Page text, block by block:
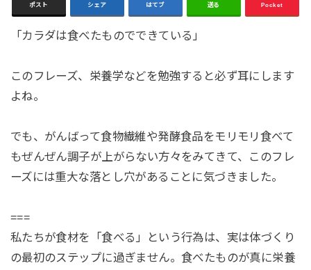
ポスト シェア はてブ 送る Pocket
「カラダは食べたものでできている」
このフレーズ、栄養学などを勉強すると必ず耳にします
よね。
でも、がんばって食物繊維や発酵食品をモリモリ食べて
もぜんぜん調子が上がらない方々をみてきて、このフレ
ーズには重大な落とし穴があることに気づきました。
===
私たちが食材を「食べる」という行為は、実は体づくり
の最初のステップに過ぎません。食べたものが真に栄養